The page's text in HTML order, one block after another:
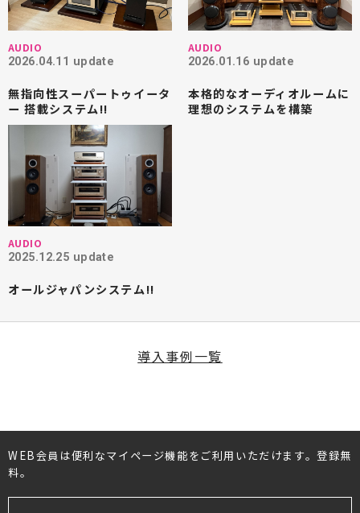
AUDIO
2026.04.11 update
無指向性スーパートゥイータ
ー 搭載システム!!
AUDIO
2026.01.16 update
本格的なオーディオルームに
理想のシステムを構築
AUDIO
2025.12.25 update
オールジャパンシステム!!
導入事例一覧
WEB会員は便利なマイページ機能をご利用いただけます。登録無
料。